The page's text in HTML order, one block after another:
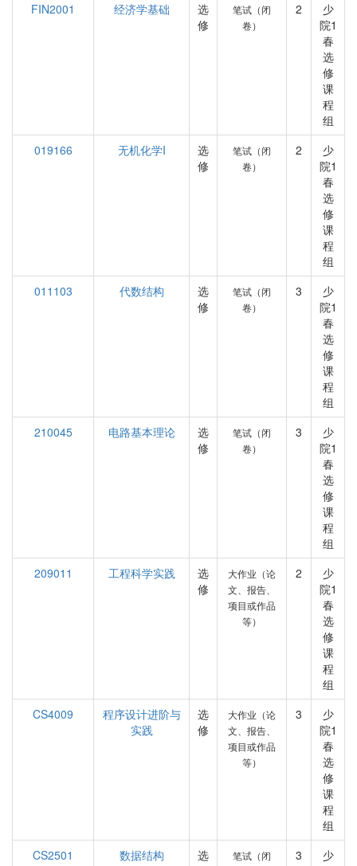
FIN2001
经济学基础
选
修
笔试（闭
卷）
2
少
院1
春
选
修
课
程
组
019166
无机化学I
选
修
笔试（闭
卷）
2
少
院1
春
选
修
课
程
组
011103
代数结构
选
修
笔试（闭
卷）
3
少
院1
春
选
修
课
程
组
210045
电路基本理论
选
修
笔试（闭
卷）
3
少
院1
春
选
修
课
程
组
209011
工程科学实践
选
修
大作业（论
文、报告、
项目或作品
等）
2
少
院1
春
选
修
课
程
组
CS4009
程序设计进阶与
实践
选
修
大作业（论
文、报告、
项目或作品
等）
3
少
院1
春
选
修
课
程
组
CS2501
数据结构
选
笔试（闭
3
少